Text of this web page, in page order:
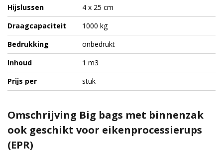
Hijslussen
4 x 25 cm
Draagcapaciteit
1000 kg
Bedrukking
onbedrukt
Inhoud
1 m3
Prijs per
stuk
Omschrijving Big bags met binnenzak
ook geschikt voor eikenprocessierups
(EPR)